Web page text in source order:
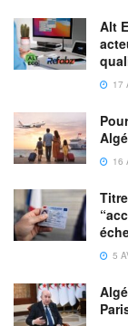
Alt
17
16
5